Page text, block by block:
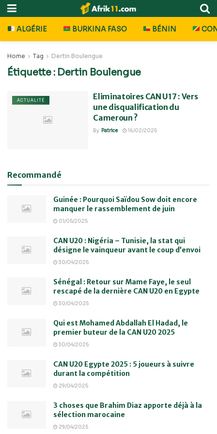
ALGÉRIE BURKINA FASO BÉNIN
Home Tag Dertin Boulengue
Étiquette : Dertin Boulengue
ACTUALITÉ
Eliminatoires CAN U17 : Vers
une disqualification du
Cameroun ?
By Patrice 16/02/2025
Recommandé
Guinée : Pourquoi Saïdou Sow doit encore
manquer le rassemblement de juin
01/05/2025
CAN U20 : Nigéria – Tunisie, la stat qui
désigne le vainqueur avant le coup d’envoi
30/04/2025
Sénégal : Retour sur Mame Faye, le seul
rescapé de la dernière CAN U20 en Egypte
30/04/2025
Qui est Mohamed Abdallah El Hadad, le
premier buteur de la CAN U20 2025
30/04/2025
CAN U20 Egypte 2025 : 5 joueurs à suivre
durant la compétition
29/04/2025
3 choses que Brahim Diaz apporte déjà à la
sélection marocaine
29/04/2025